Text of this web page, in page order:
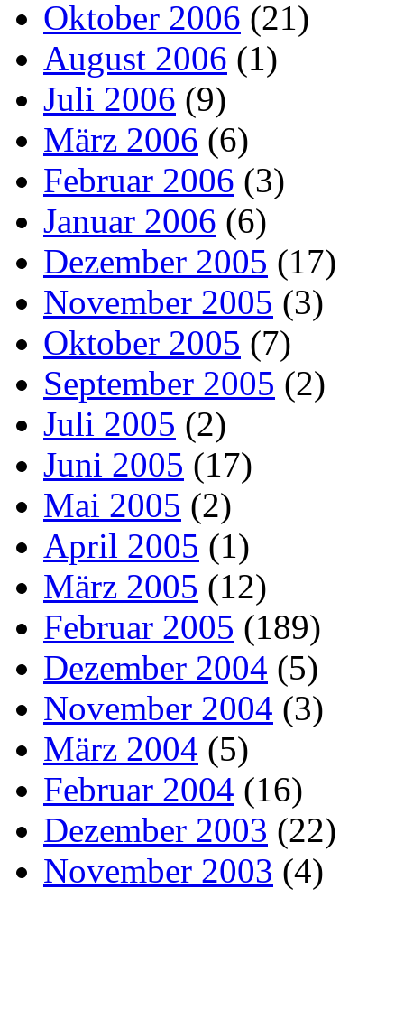
Oktober 2006 (21)
August 2006 (1)
Juli 2006 (9)
März 2006 (6)
Februar 2006 (3)
Januar 2006 (6)
Dezember 2005 (17)
November 2005 (3)
Oktober 2005 (7)
September 2005 (2)
Juli 2005 (2)
Juni 2005 (17)
Mai 2005 (2)
April 2005 (1)
März 2005 (12)
Februar 2005 (189)
Dezember 2004 (5)
November 2004 (3)
März 2004 (5)
Februar 2004 (16)
Dezember 2003 (22)
November 2003 (4)